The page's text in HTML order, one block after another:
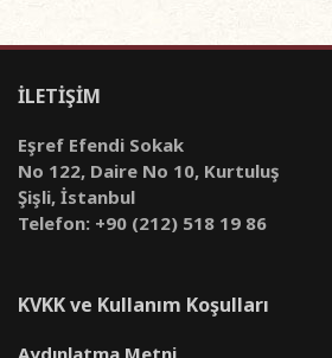
İLETİŞİM
Eşref Efendi Sokak
No 122, Daire No 10, Kurtuluş
Şişli, İstanbul
Telefon: +90 (212) 518 19 86
KVKK ve Kullanım Koşulları
Aydınlatma Metni